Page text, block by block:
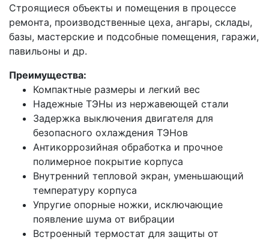
Строящиеся объекты и помещения в процессе
ремонта, производственные цеха, ангары, склады,
базы, мастерские и подсобные помещения, гаражи,
павильоны и др.
Преимущества:
Компактные размеры и легкий вес
Надежные ТЭНы из нержавеющей стали
Задержка выключения двигателя для
безопасного охлаждения ТЭНов
Антикоррозийная обработка и прочное
полимерное покрытие корпуса
Внутренний тепловой экран, уменьшающий
температуру корпуса
Упругие опорные ножки, исключающие
появление шума от вибрации
Встроенный термостат для защиты от